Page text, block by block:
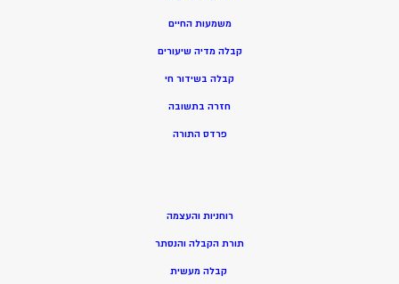
משמעות החיים
קבלה מדיה שיעורים
קבלה בשידור חי
חזרה בתשובה
פרדס התורה
רוחניות והעצמה
תורת הקבלה והנסתר
קבלה מעשית